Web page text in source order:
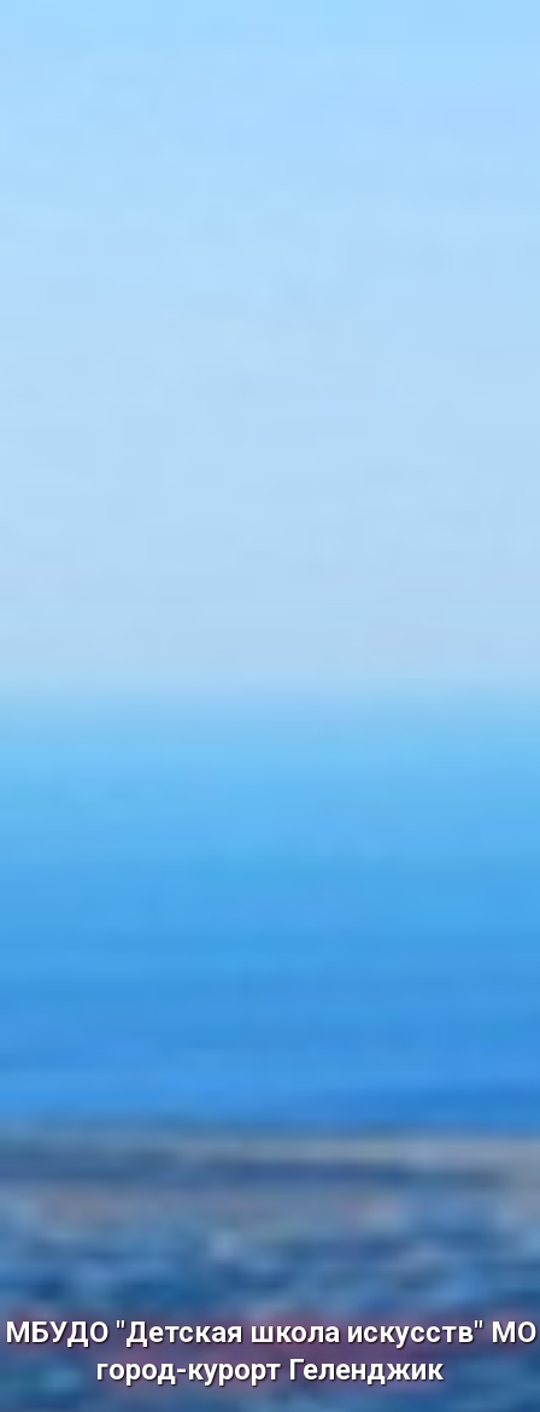
МБУДО "Детская школа искусств" МО
город-курорт Геленджик